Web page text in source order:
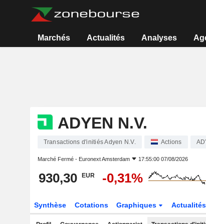
Marchés Actualités Analyses
ADYEN N.V.
Transactions d'initiés Adyen N.V. Actions
Marché Fermé - Euronext Amsterdam 17:55:00 07/08/2026
930,30 EUR -0,31%
Synthèse Cotations Graphiques Actualités